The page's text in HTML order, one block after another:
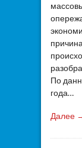
По
года…
Далее